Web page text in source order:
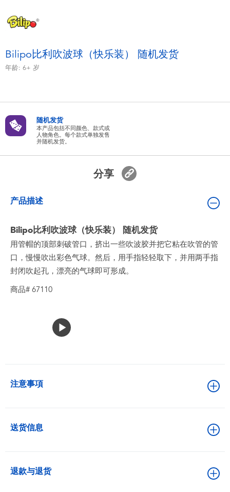
模仿，化妆及造型系列
毛绒公仔玩具
电池
玩具促销
玩具清货
Bilipo比利吹波球（快乐装） 随机发货
年龄: 6+ 岁
随机发货
本产品包括不同颜色、款式或
人物角色。每个款式单独发售
并随机发货。
分享
产品描述
Bilipo比利吹波球（快乐装） 随机发货
用管帽的顶部刺破管口，挤出一些吹波胶并把它粘在吹管的管
口，慢慢吹出彩色气球。然后，用手指轻轻取下，并用两手指
封闭吹起孔，漂亮的气球即可形成。
商品# 67110
注意事項
送货信息
退款与退货